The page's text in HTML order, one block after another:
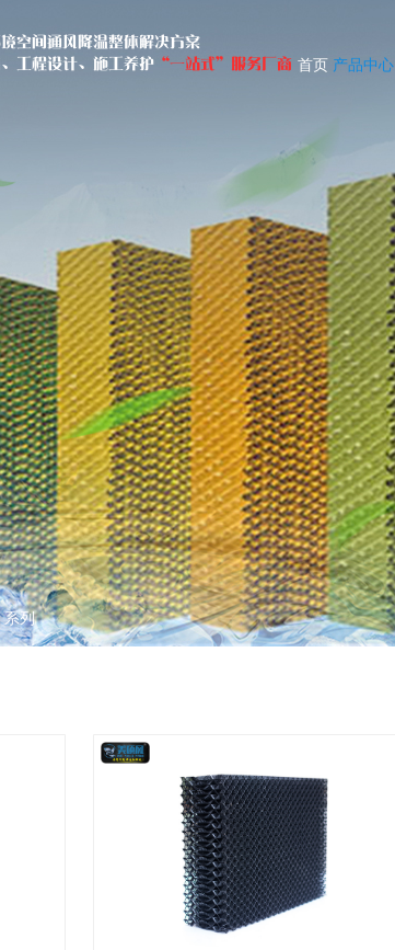
空间通风降温整体解决方案
工程设计、施工养护“一站式”服务厂商 首页 产品中心
系列